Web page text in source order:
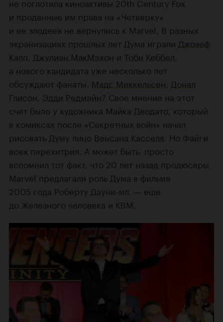
и проданные им права на «Четверку»
и ее злодеев не вернулись к Marvel. В разных
экранизациях прошлых лет Дума играли Джозеф
Калп Джулиан МакМэхон и Тоби Кеббел
а нового кандидата уже несколько лет
обсуждают фанаты. Мадс Миккельсен Донал
Глисон Эдди Редмэйн? Свое мнение на этот
счет было у художника Майка Деодато, который
в комиксах после «Секретных войн» начал
рисовать Думу лицо Венсана Касселя . Но Файги
всех перехитрил. А может быть, просто
вспомнил тот факт, что 20 лет назад продюсеры
Marvel предлагали роль Дума в фильме
2005 года Роберту Дауни-мл. — еще
до Железного человека и КВМ.